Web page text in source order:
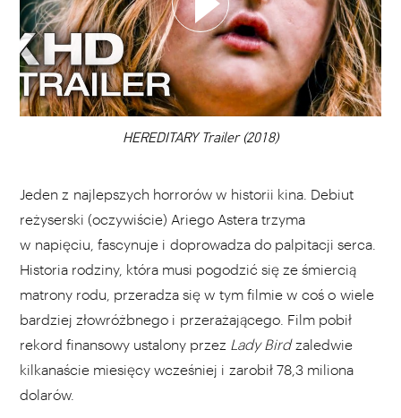
HEREDITARY Trailer (2018)
DODAJ TEN FILM DO PLAYLISTY
Jeden z najlepszych horrorów w historii kina. Debiut
reżyserski (oczywiście) Ariego Astera trzyma
w napięciu, fascynuje i doprowadza do palpitacji serca.
Historia rodziny, która musi pogodzić się ze śmiercią
matrony rodu, przeradza się w tym filmie w coś o wiele
bardziej złowróżbnego i przerażającego. Film pobił
rekord finansowy ustalony przez Lady Birdzaledwie
kilkanaście miesięcy wcześniej i zarobił 78,3 miliona
dolarów.